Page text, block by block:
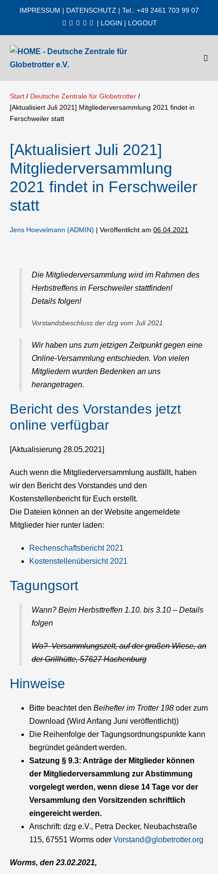
IMPRESSUM | DATENSCHUTZ | Tel.: +49 2461 703 99 07
| LOGIN | LOGOUT
Start / Deutsche Zentrale für Globetrotter /
[Aktualisiert Juli 2021] Mitgliederversammlung 2021 findet in
Ferschweiler statt
[Aktualisiert Juli 2021]
Mitgliederversammlung
2021 findet in Ferschweiler
statt
Jens Hoevelmann (ADMIN) | Veröffentlicht am 06.04.2021
Die Mitgliederversammlung wird im Rahmen des
Herbstreffens in Ferschweiler stattfinden!
Details folgen!
Vorstandsbeschluss der dzg vom Juli 2021
Wir haben uns zum jetzigen Zeitpunkt gegen eine
Online-Versammlung entschieden. Von vielen
Mitgliedern wurden Bedenken an uns
herangetragen.
Bericht des Vorstandes jetzt
online verfügbar
[Aktualisierung 28.05.2021]
Auch wenn die Mitgliederversammlung ausfällt, haben
wir den Bericht des Vorstandes und den
Kostenstellenbericht für Euch erstellt.
Die Dateien können an der Website angemeldete
Mitglieder hier runter laden:
Rechenschaftsbericht 2021
Kostenstellenübersicht 2021
Tagungsort
Wann? Beim Herbsttreffen 1.10. bis 3.10 – Details
folgen
Wo? Versammlungszelt, auf der großen Wiese, an
der Grillhütte, 57627 Hachenburg
Hinweise
Bitte beachtet den Beihefter im Trotter 198 oder zum
Download (Wird Anfang Juni veröffentlicht))
Die Reihenfolge der Tagungsordnungspunkte kann
begründet geändert werden.
Satzung § 9.3: Anträge der Mitglieder können
der Mitgliederversammlung zur Abstimmung
vorgelegt werden, wenn diese 14 Tage vor der
Versammlung den Vorsitzenden schriftlich
eingereicht werden.
Anschrift: dzg e.V., Petra Decker, Neubachstraße
115, 67551 Worms oder Vorstand@globetrotter.org
Worms, den 23.02.2021,